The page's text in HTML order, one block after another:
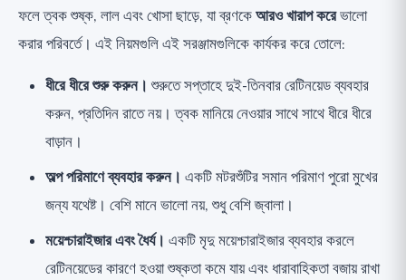
ফলে ত্বক শুষ্ক, লাল এবং খোসা ছাড়ে, যা ব্রণকেআরও খারাপ করেভালো
করার পরিবর্তে। এই নিয়মগুলি এই সরঞ্জামগুলিকে কার্যকর করে তোলে:
ধীরে ধীরে শুরু করুন। শুরুতে সপ্তাহে দুই-তিনবার রেটিনয়েড ব্যবহার
করুন, প্রতিদিন রাতে নয়। ত্বক মানিয়ে নেওয়ার সাথে সাথে ধীরে ধীরে
বাড়ান।
অল্প পরিমাণে ব্যবহার করুন। একটি মটরশুঁটির সমান পরিমাণ পুরো মুখের
জন্য যথেষ্ট। বেশি মানে ভালো নয়, শুধু বেশি জ্বালা।
ময়েশ্চারাইজার এবং ধৈর্য। একটি মৃদু ময়েশ্চারাইজার ব্যবহার করলে
রেটিনয়েডের কারণে হওয়া শুষ্কতা কমে যায় এবং ধারাবাহিকতা বজায় রাখা